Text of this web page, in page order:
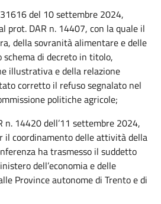
del 10 settembre 2024,
prot. DAR n. 14407, con la quale il
della sovranità alimentare e delle
di decreto in titolo,
illustrativa e della relazione
corretto il refuso segnalato nel
politiche agricole;
n. 14420 dell’11 settembre 2024,
il coordinamento delle attività della
ha trasmesso il suddetto
dell’economia e delle
Province autonome di Trento e di